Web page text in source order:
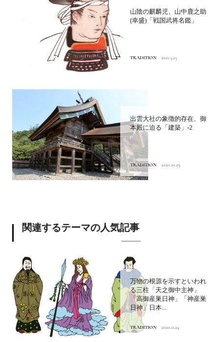
山陰の麒麟児、山中鹿之助
(幸盛)「戦国武将名鑑」
TRADITION 2021.5.25
出雲大社の象徴的存在、御
本殿に迫る「建築」-2
TRADITION 2020.10.29
関連するテーマの人気記事
万物の根源を示すといわれ
る三柱「天之御中主神」
「高御産巣日神」「神産巣
日神」日本...
TRADITION 2020.11.24